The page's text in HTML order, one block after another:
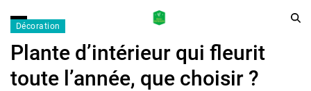
Décoration
Plante d’intérieur qui fleurit
toute l’année, que choisir ?